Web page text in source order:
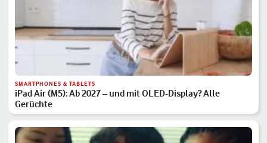
SMARTPHONES & TABLETS
iPad Air (M5): Ab 2027 – und mit OLED-Display? Alle
Gerüchte